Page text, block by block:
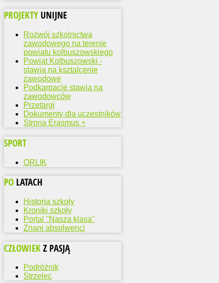
PROJEKTY UNIJNE
Rozwój szkolnictwa
zawodowego na terenie
powiatu kolbuszowskiego
Powiat Kolbuszowski -
stawia na ksztalcenie
zawodowe
Podkarpacie stawia na
zawodowców
Przetargi
Dokumenty dla uczestników
Strona Erasmus +
SPORT
ORLIK
PO LATACH
Historia szkoły
Kroniki szkoły
Portal "Nasza klasa"
Znani absolwenci
CZŁOWIEK Z PASJĄ
Podróżnik
Strzelec